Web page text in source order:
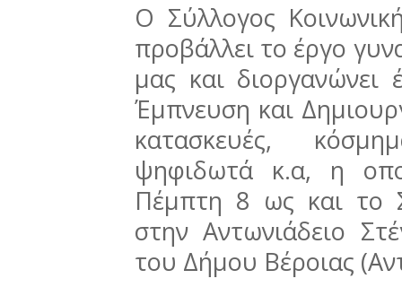
Ο Σύλλογος
προβάλλει το έργο
μας και διοργανώνει
Έμπνευση και
κατασκευές,
ψηφιδωτά κ.α, η
Πέμπτη 8 ως και το
στην Αντωνιάδειο
του Δήμου Βέροιας